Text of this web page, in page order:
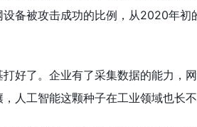
备被攻击成功的比例，从2020年
好了。企业有了采集数据的能力，
人工智能这颗种子在工业领域也长不